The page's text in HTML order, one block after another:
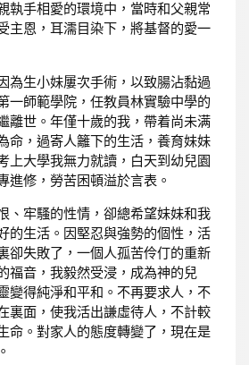
執手相愛的環境中，當時和父親常
主恩，耳濡目染下，將基督的愛一
為生小妹屢次手術，以致腸沾黏過
一師範學院，任教員林實驗中學的
離世。年僅十歲的我，帶着尚未满
命，過寄人籬下的生活，養育妹妹
上大學我無力就讀，白天到幼兒園
進修，勞苦困頓溢於言表。
、牢騷的性情，卻總希望妹妹和我
的生活。因堅忍與強勢的個性，活
卻失敗了，一個人孤苦伶仃的重新
福音，我毅然受浸，成為神的兒
變得純淨和平和。不再要求人，不
裏面，使我活出謙虛待人，不計較
命。對家人的態度轉變了，現在是